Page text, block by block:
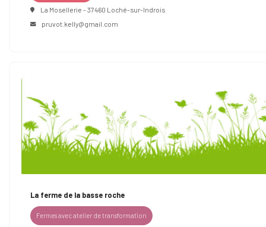
La Mosellerie - 37460 Loché-sur-Indrois
pruvot.kelly@gmail.com
La ferme de la basse roche
Fermes avec atelier de transformation